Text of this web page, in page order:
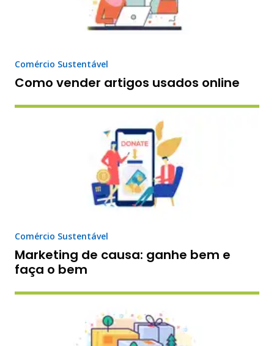
Comércio Sustentável
Como vender artigos usados online
Comércio Sustentável
Marketing de causa: ganhe bem e
faça o bem